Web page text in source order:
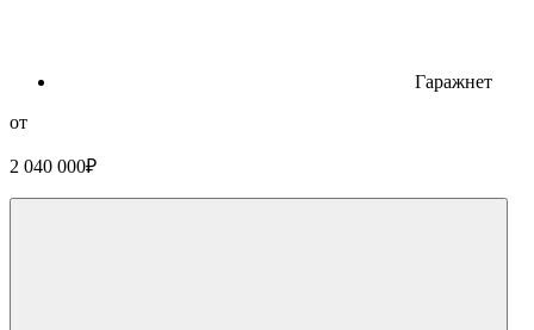
Гаражнет
от
2 040 000₽